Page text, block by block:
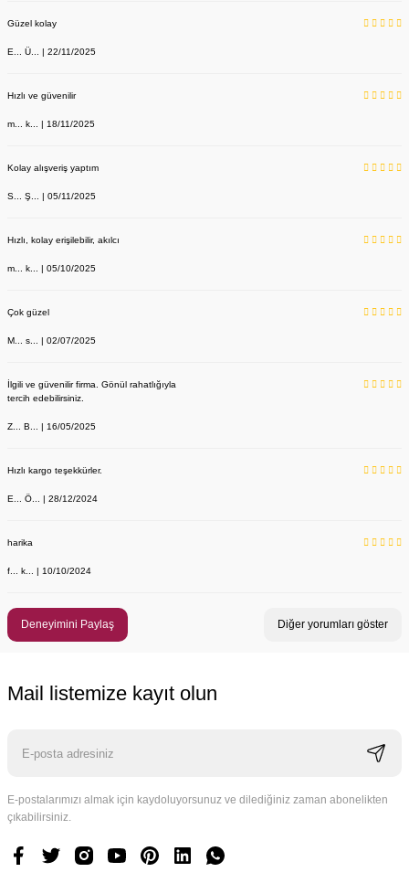
Güzel kolay
E... Ü... | 22/11/2025
Hızlı ve güvenilir
m... k... | 18/11/2025
Kolay alışveriş yaptım
S... Ş... | 05/11/2025
Hızlı, kolay erişilebilir, akılcı
m... k... | 05/10/2025
Çok güzel
M... s... | 02/07/2025
İlgili ve güvenilir firma. Gönül rahatlığıyla
tercih edebilirsiniz.
Z... B... | 16/05/2025
Hızlı kargo teşekkürler.
E... Ö... | 28/12/2024
harika
f... k... | 10/10/2024
Deneyimini Paylaş Diğer yorumları göster
Mail listemize kayıt olun
E-postalarımızı almak için kaydoluyorsunuz ve dilediğiniz zaman abonelikten
çıkabilirsiniz.